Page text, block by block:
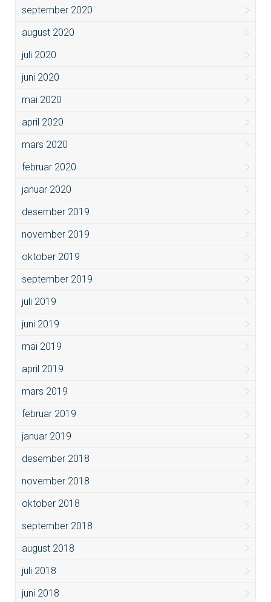
september 2020
august 2020
juli 2020
juni 2020
mai 2020
april 2020
mars 2020
februar 2020
januar 2020
desember 2019
november 2019
oktober 2019
september 2019
juli 2019
juni 2019
mai 2019
april 2019
mars 2019
februar 2019
januar 2019
desember 2018
november 2018
oktober 2018
september 2018
august 2018
juli 2018
juni 2018